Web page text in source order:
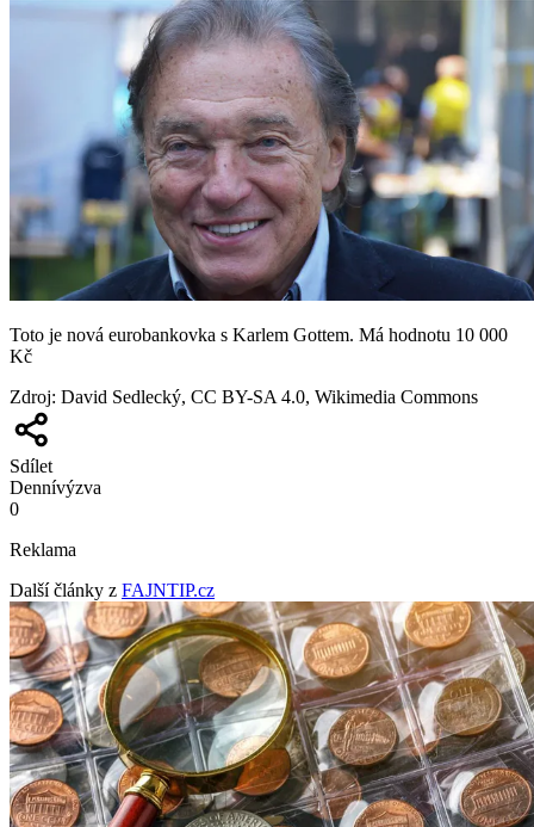
Toto je nová eurobankovka s Karlem Gottem. Má hodnotu 10 000
Kč
Zdroj: David Sedlecký, CC BY-SA 4.0, Wikimedia Commons
Sdílet
Dennívýzva
0
Reklama
Další články z FAJNTIP.cz